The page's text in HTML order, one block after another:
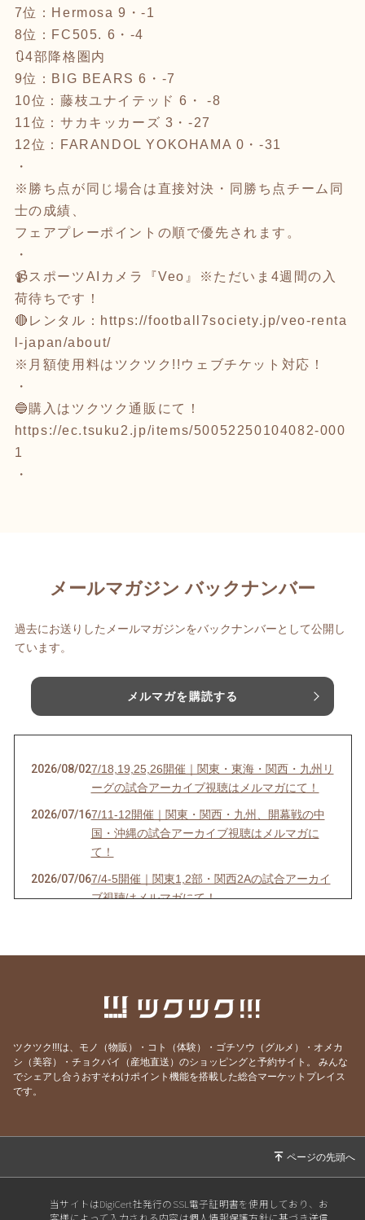
7位：Hermosa 9・-1
8位：FC505. 6・-4
🔃4部降格圏内
9位：BIG BEARS 6・-7
10位：藤枝ユナイテッド 6・ -8
11位：サカキッカーズ 3・-27
12位：FARANDOL YOKOHAMA 0・-31
・
※勝ち点が同じ場合は直接対決・同勝ち点チーム同
士の成績、
フェアプレーポイントの順で優先されます。
・
📹スポーツAIカメラ『Veo』※ただいま4週間の入
荷待ちです！
🔴レンタル： https://football7society.jp/veo-renta
l-japan/about/
※月額使用料はツクツク!!ウェブチケット対応！
・
🔵購入はツクツク通販にて！
https://ec.tsuku2.jp/items/50052250104082-000
1
・
メールマガジン バックナンバー
過去にお送りしたメールマガジンをバックナンバーとして公開し
ています。
メルマガを購読する
2026/08/027/18,19,25,26開催｜関東・東海・関西・九州リ
ーグの試合アーカイブ視聴はメルマガにて！
2026/07/167/11-12開催｜関東・関西・九州、開幕戦の中
国・沖縄の試合アーカイブ視聴はメルマガに
て！
2026/07/067/4-5開催｜関東1,2部・関西2Aの試合アーカイ
ブ視聴はメルマガにて！
6/20-21開催｜関東4部AB・東海1部・関西2C・
て！
2026/06/20 6/13-14開催｜関東3部ABC,4部E、九州リーグ
2026/05/30 ⚽F7ソサイチリーグ｜5/23-24開催｜関東・東
ツクツク!!!は、モノ（物販）・コト（体験）・ゴチソウ（グルメ）・オメカ
シ（美容）・チョクバイ（産地直送）のショッピングと予約サイト。
みんな
でシェアし合うおすそわけポイント機能を搭載した総合マーケットプレイス
です。
当サイトはDigiCert社発行のSSL電子証明書を使用しており、お
客様によって入力される内容は個人情報保護方針に基づき送信